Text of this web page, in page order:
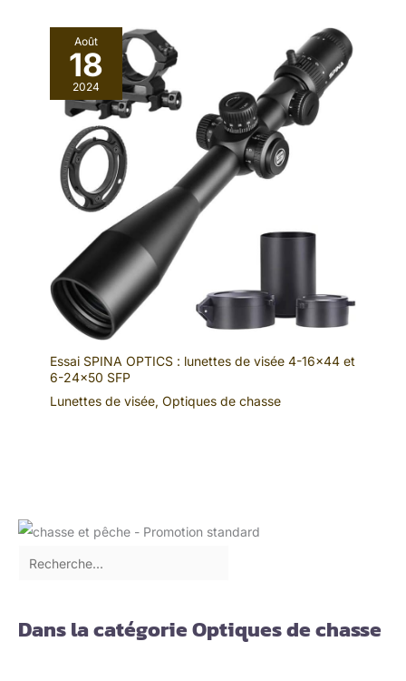
Août
18
2024
Essai SPINA OPTICS : lunettes de visée 4-16×44 et
6-24×50 SFP
Lunettes de visée, Optiques de chasse
Dans la catégorie Optiques de chasse